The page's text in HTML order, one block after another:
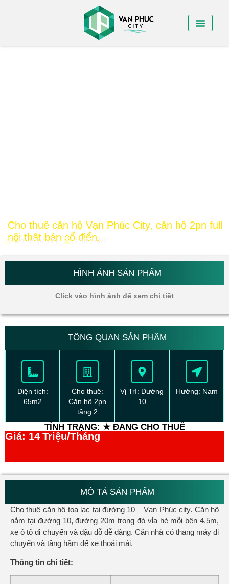
Cho thuê căn hộ Vạn Phúc City, căn hộ 2pn full
nội thất bán cổ điển.
Vạn Phúc City 19/05/2022
HÌNH ẢNH SẢN PHẨM
Click vào hình ảnh để xem chi tiết
TỔNG QUAN SẢN PHẨM
Diện tích:
65m2
Cho thuê:
Căn hộ 2pn
tầng 2
Vị Trí: Đường
10
Hướng: Nam
TÌNH TRẠNG: ★ ĐANG CHO THUÊ
Giá: 14 Triệu/Tháng
MÔ TẢ SẢN PHẨM
Cho thuê căn hộ tọa lạc tại đường 10 – Vạn Phúc city. Căn hộ
nằm tại đường 10, đường 20m trong đó vỉa hè mỗi bên 4.5m,
xe ô tô di chuyển và đậu đỗ dễ dàng. Căn nhà có thang máy di
chuyển và tầng hầm để xe thoải mái.
Thông tin chi tiết: